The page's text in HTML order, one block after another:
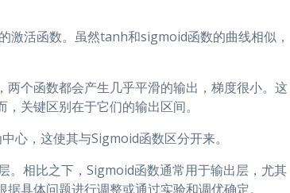
激活函数。虽然tanh和sigmoid函数的曲线相似，
个函数都会产生几乎平滑的输出，梯度很小。这
关键区别在于它们的输出区间。
心，这使其与Sigmoid函数区分开来。
。相比之下，Sigmoid函数通常用于输出层，尤其
具体问题进行调整或通过实验和调优确定。